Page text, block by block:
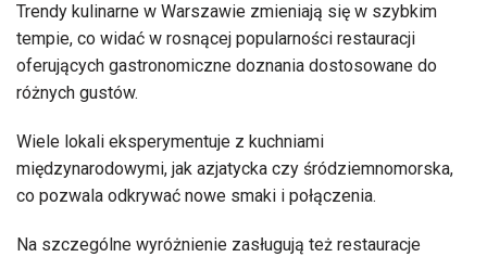
Trendy kulinarne w Warszawie zmieniają się w szybkim
tempie, co widać w rosnącej popularności restauracji
oferujących gastronomiczne doznania dostosowane do
różnych gustów.
Wiele lokali eksperymentuje z kuchniami
międzynarodowymi, jak azjatycka czy śródziemnomorska,
co pozwala odkrywać nowe smaki i połączenia.
Na szczególne wyróżnienie zasługują też restauracje